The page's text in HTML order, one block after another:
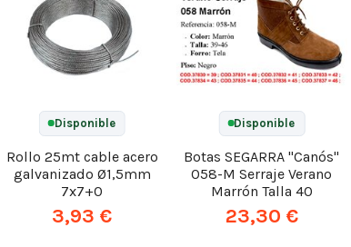
Disponible
Rollo 25mt cable acero
galvanizado Ø1,5mm
7x7+0
3,93 €
Disponible
Botas SEGARRA "Canós"
058-M Serraje Verano
Marrón Talla 40
23,30 €